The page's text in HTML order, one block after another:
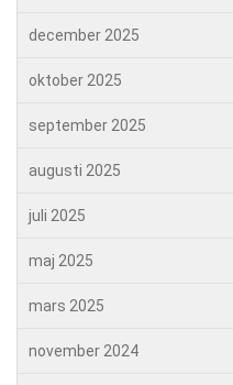
december 2025
oktober 2025
september 2025
augusti 2025
juli 2025
maj 2025
mars 2025
november 2024